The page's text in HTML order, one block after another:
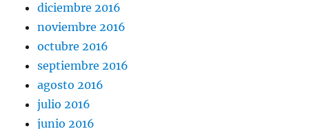
diciembre 2016
noviembre 2016
octubre 2016
septiembre 2016
agosto 2016
julio 2016
junio 2016